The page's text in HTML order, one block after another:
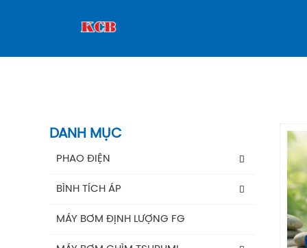
DANH MỤC
PHAO ĐIỆN
Phao Báo Mức
Phao Điện Tecno- Italy
BÌNH TÍCH ÁP
Bình Tích Áp Aquafill
Bình Tích Áp VAREM
MÁY BƠM ĐỊNH LƯỢNG FG